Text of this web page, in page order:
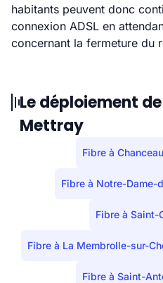
habitants peuvent donc
connexion ADSL en
concernant la fermeture du
Le déploiement
Mettray
Fibre à
Fibre à Notre-Dame-
Fibre à Saint-
Fibre à La Membrolle-sur-
Fibre à Saint-